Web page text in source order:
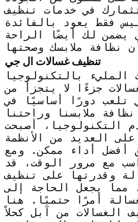
في خدمات تنظيف
فقط يعود بالفائدة
يضمن لك أيضًا الراحة
تنظيف غسالات ال جي
المليء بالتكنولوجيا
جزءًا لا يتجزأ من
تلعب دورًا أساسيًا في
ملابسنا وراحتنا
التكنولوجيا، أصبحت
على العديد من الأنظمة
أفضل أداء ممكن. ومع
مع مرور الوقت، قد
وقدرتها على تنظيف
مما يجعل الحاجة إلى
أمرًا حتميًا. هنا
الغسالات من آبل كحلاً